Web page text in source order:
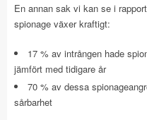
En annan sak vi kan se i
spionage växer kraftigt:
17 % av intrången hade
jämfört med tidigare år
70 % av dessa
sårbarhet